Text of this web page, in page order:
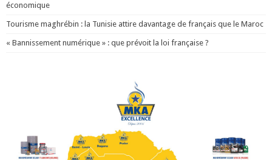
économique
Tourisme maghrébin : la Tunisie attire davantage de français que le Maroc
« Bannissement numérique » : que prévoit la loi française ?